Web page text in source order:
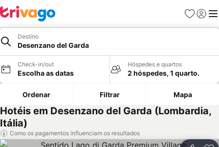
Favoritos
Iniciar
Destino
Desenzano del Garda
Check-in/out
Escolha as datas
Hóspedes e quartos
2 hóspedes, 1 quarto.
Ordenar Filtrar Mapa
Hotéis em Desenzano del Garda (Lombardia,
Itália)
Como os pagamentos influenciam os resultados